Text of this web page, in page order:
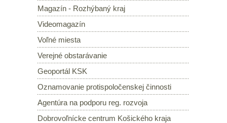
Magazín - Rozhýbaný kraj
Videomagazín
Voľné miesta
Verejné obstarávanie
Geoportál KSK
Oznamovanie protispoločenskej činnosti
Agentúra na podporu reg. rozvoja
Dobrovoľnícke centrum Košického kraja